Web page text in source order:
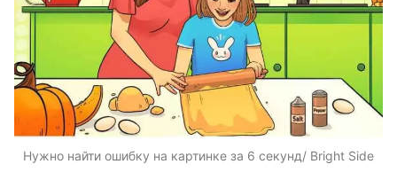
Нужно найти ошибку на картинке за 6 секунд/ Bright Side